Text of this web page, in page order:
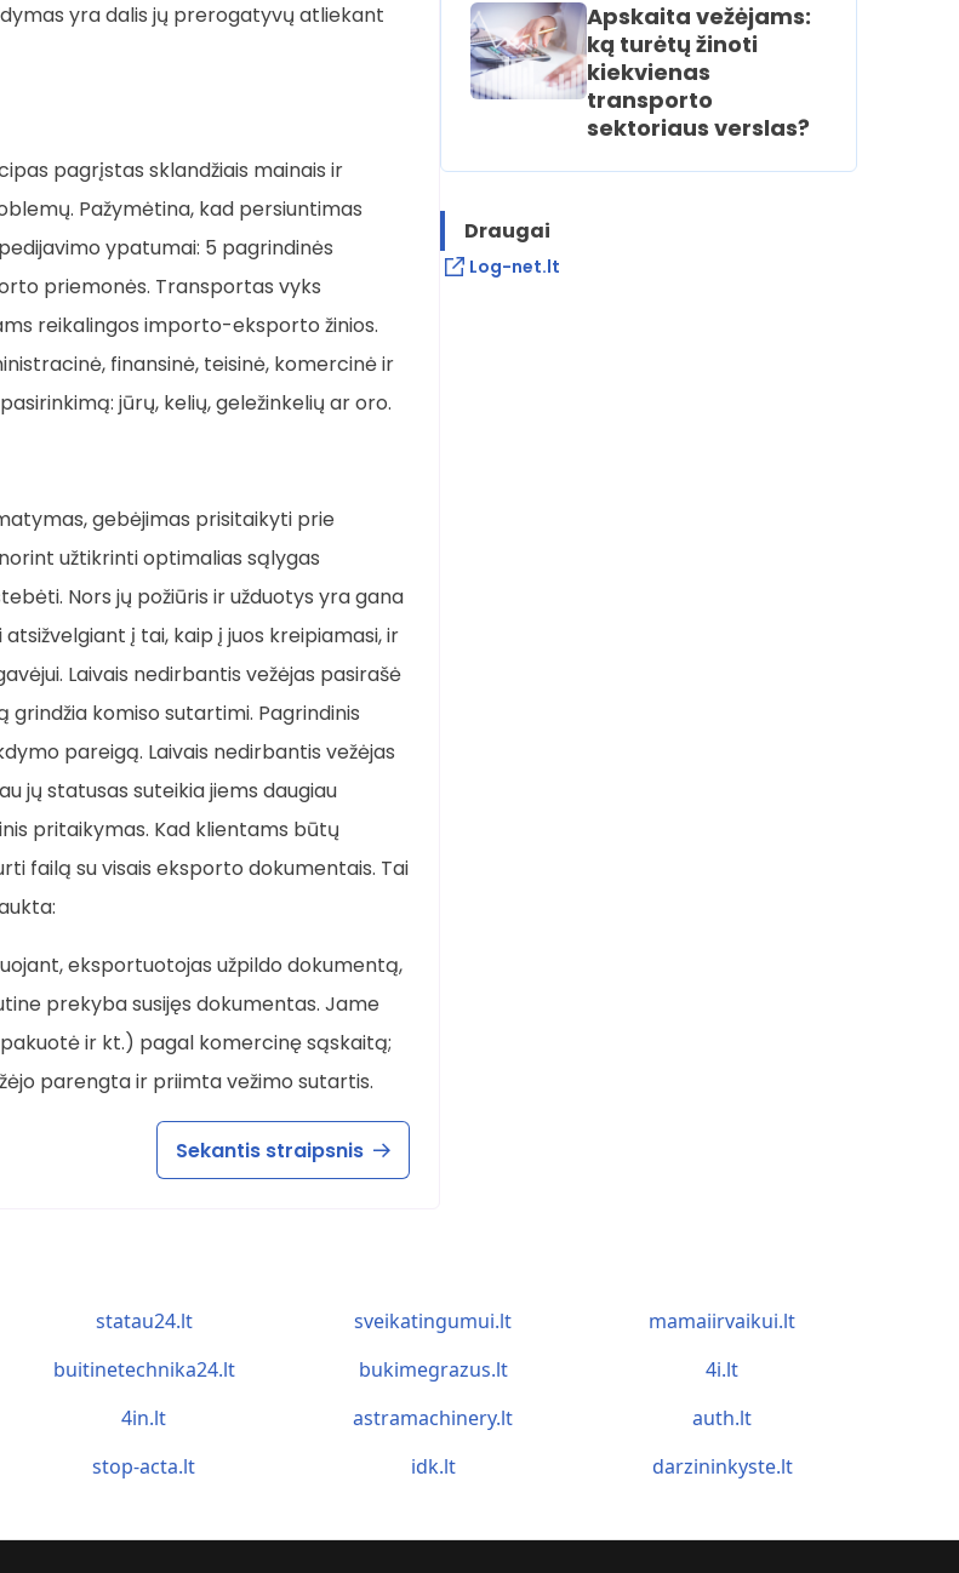
yra dalis jų prerogatyvų atliekant
pagrįstas sklandžiais mainais ir
Pažymėtina, kad persiuntimas
ypatumai: 5 pagrindinės
priemonės. Transportas vyks
reikalingos importo-eksporto žinios.
finansinė, teisinė, komercinė ir
jūrų, kelių, geležinkelių ar oro.
gebėjimas prisitaikyti prie
užtikrinti optimalias sąlygas
Nors jų požiūris ir užduotys yra gana
į tai, kaip į juos kreipiamasi, ir
Laivais nedirbantis vežėjas pasirašė
komiso sutartimi. Pagrindinis
pareigą. Laivais nedirbantis vežėjas
jų statusas suteikia jiems daugiau
pritaikymas. Kad klientams būtų
failą su visais eksporto dokumentais. Tai
eksportuotojas užpildo dokumentą,
prekyba susijęs dokumentas. Jame
ir kt.) pagal komercinę sąskaitą;
parengta ir priimta vežimo sutartis.
Sekantis straipsnis
Apskaita vežėjams:
ką turėtų žinoti
kiekvienas
transporto
sektoriaus verslas?
Draugai
Log-net.lt
statau24.lt sveikatingumui.lt
mamaiirvaikui.lt
buitinetechnika24.lt bukimegrazus.lt
4i.lt
4in.lt astramachinery.lt
auth.lt
stop-acta.lt idk.lt darzininkyste.lt